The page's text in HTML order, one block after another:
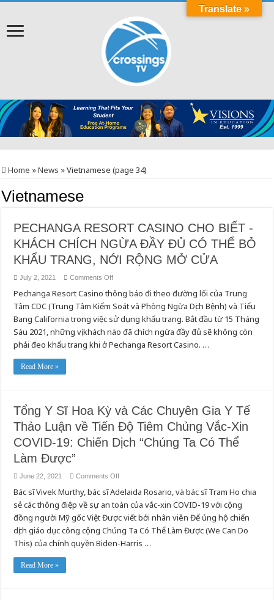
Home »News »Vietnamese (page 34)
Vietnamese
PECHANGA RESORT CASINO CHO BIẾT -
KHÁCH CHÍCH NGỪA ĐẦY ĐỦ CÓ THỂ BỎ
KHẨU TRANG, NỚI RỘNG MỞ CỬA
July 2, 2021 Comments Offon
RESORT
CASINO
CHO
-
KHÁCH
CHÍCH
NGỪA
ĐẦY
RỘNG
MỞ
CỬA
Pechanga Resort Casino thông báo đi theo đường lối của Trung
Tâm CDC (Trung Tâm Kiểm Soát và Phòng Ngừa Dịch Bệnh) và Tiểu
Bang California trong việc sử dụng khẩu trang. Bắt đầu từ 15 Tháng
Sáu 2021, những vị khách nào đã chích ngừa đầy đủ sẽ không còn
phải đeo khẩu trang khi ở Pechanga Resort Casino. …
Read More »
Tổng Y Sĩ Hoa Kỳ và Các Chuyên Gia Y Tế
Thảo Luận về Tiến Độ Tiêm Chủng Vắc-Xin
COVID-19: Chiến Dịch “Chúng Ta Có Thể
Làm Được”
June 22, 2021 Comments Offon
Y
Sĩ
Hoa
và
Các
Chuyên
Gia
Y
Bác sĩ Vivek Murthy, bác sĩ Adelaida Rosario, và bác sĩ Tram Ho chia
sẻ các thông điệp về sự an toàn của vắc-xin COVID-19 với cộng
đồng người Mỹ gốc Việt Được viết bởi nhân viên Để ủng hộ chiến
dịch giáo dục công cộng Chúng Ta Có Thể Làm Được (We Can Do
This) của chính quyền Biden-Harris …
Read More »
Translate »